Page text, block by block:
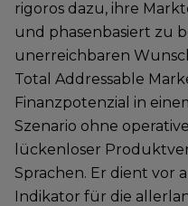
rigoros dazu, ihre
und phasenbasiert zu
unerreichbaren
Total Addressable
Finanzpotenzial in
Szenario ohne
lückenloser
Sprachen. Er dient vor
Indikator für die